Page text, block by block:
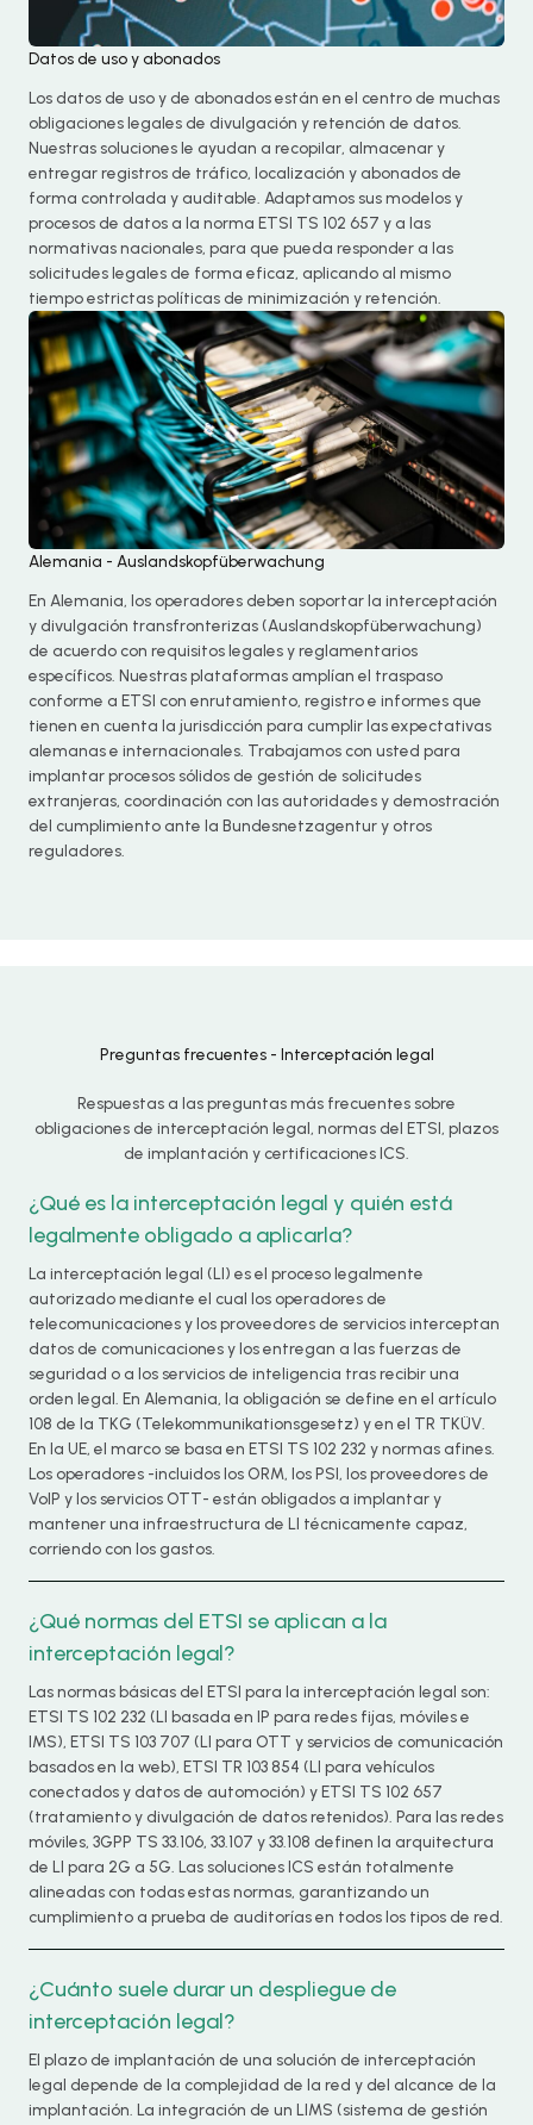
Datos de uso y abonados
Los datos de uso y de abonados están en el centro de muchas
obligaciones legales de divulgación y retención de datos.
Nuestras soluciones le ayudan a recopilar, almacenar y
entregar registros de tráfico, localización y abonados de
forma controlada y auditable. Adaptamos sus modelos y
procesos de datos a la norma ETSI TS 102 657 y a las
normativas nacionales, para que pueda responder a las
solicitudes legales de forma eficaz, aplicando al mismo
tiempo estrictas políticas de minimización y retención.
Alemania - Auslandskopfüberwachung
En Alemania, los operadores deben soportar la interceptación
y divulgación transfronterizas (Auslandskopfüberwachung)
de acuerdo con requisitos legales y reglamentarios
específicos. Nuestras plataformas amplían el traspaso
conforme a ETSI con enrutamiento, registro e informes que
tienen en cuenta la jurisdicción para cumplir las expectativas
alemanas e internacionales. Trabajamos con usted para
implantar procesos sólidos de gestión de solicitudes
extranjeras, coordinación con las autoridades y demostración
del cumplimiento ante la Bundesnetzagentur y otros
reguladores.
Preguntas frecuentes - Interceptación legal
Respuestas a las preguntas más frecuentes sobre
obligaciones de interceptación legal, normas del ETSI, plazos
de implantación y certificaciones ICS.
¿Qué es la interceptación legal y quién está
legalmente obligado a aplicarla?
La interceptación legal (LI) es el proceso legalmente
autorizado mediante el cual los operadores de
telecomunicaciones y los proveedores de servicios interceptan
datos de comunicaciones y los entregan a las fuerzas de
seguridad o a los servicios de inteligencia tras recibir una
orden legal. En Alemania, la obligación se define en el artículo
108 de la TKG (Telekommunikationsgesetz) y en el TR TKÜV.
En la UE, el marco se basa en ETSI TS 102 232 y normas afines.
Los operadores -incluidos los ORM, los PSI, los proveedores de
VoIP y los servicios OTT- están obligados a implantar y
mantener una infraestructura de LI técnicamente capaz,
corriendo con los gastos.
¿Qué normas del ETSI se aplican a la
interceptación legal?
Las normas básicas del ETSI para la interceptación legal son:
ETSI TS 102 232 (LI basada en IP para redes fijas, móviles e
IMS), ETSI TS 103 707 (LI para OTT y servicios de comunicación
basados en la web), ETSI TR 103 854 (LI para vehículos
conectados y datos de automoción) y ETSI TS 102 657
(tratamiento y divulgación de datos retenidos). Para las redes
móviles, 3GPP TS 33.106, 33.107 y 33.108 definen la arquitectura
de LI para 2G a 5G. Las soluciones ICS están totalmente
alineadas con todas estas normas, garantizando un
cumplimiento a prueba de auditorías en todos los tipos de red.
¿Cuánto suele durar un despliegue de
interceptación legal?
El plazo de implantación de una solución de interceptación
legal depende de la complejidad de la red y del alcance de la
implantación. La integración de un LIMS (sistema de gestión